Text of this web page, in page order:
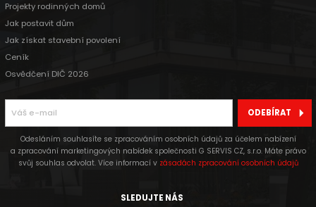
Projekty rodinných domů
Jak postavit dům
Jak získat stavební povolení
Ceník
Osvědčení DIČ 2026
ODEBÍRAT
Odesláním souhlasíte se zpracováním osobních údajů za účelem nabízení
a zpracování marketingových nabídek společnosti G SERVIS CZ, s.r.o. Máte právo
svůj souhlas odvolat. Více informací v zásadách zpracování osobních údajů
SLEDUJTE NÁS